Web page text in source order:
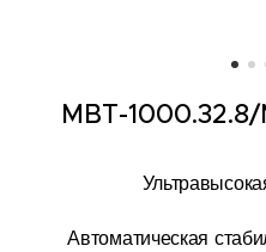
MBT-1000.32.8/
Автоматическая